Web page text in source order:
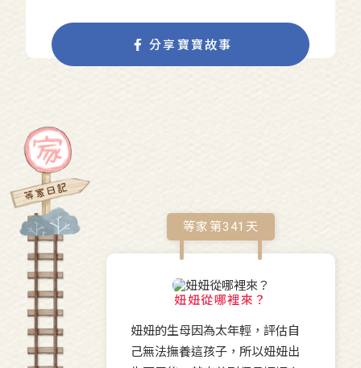
分享寶寶故事
等家第341 天
妞妞從哪裡來？
妞妞的生母因為太年輕，評估自
己無法撫養這孩子，所以妞妞出